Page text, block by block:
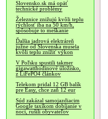
Slovensko.sk má opäť
technické problémy
Železnice znižujú kvôli teplu
rýchlosť iba na 50 km/h,
spôsobuje to meškanie
Ďalšia jadrová elektráreň
južne od Slovenska musela
kvôli teplu znížiť výkon
V Poľsku spustili takmer
gigawatthodinové úložisko,
z LiFePO4 článkov
Telekom pridal 12 GB balík
pre Easy, chce zaň 12 eur
Súd zakázal samojazdiacim
Google taxíkom dobíjanie v
noci, rušili obyvateľov